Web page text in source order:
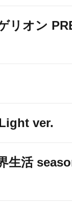
リオン
ver.
生活